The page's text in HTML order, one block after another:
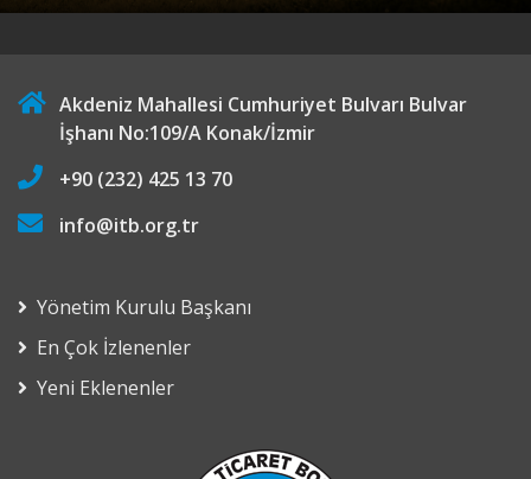
Akdeniz Mahallesi Cumhuriyet Bulvarı Bulvar
İşhanı No:109/A Konak/İzmir
+90 (232) 425 13 70
info@itb.org.tr
Yönetim Kurulu Başkanı
En Çok İzlenenler
Yeni Eklenenler